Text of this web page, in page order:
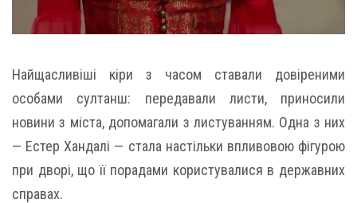
Найщасливіші кіри з часом ставали довіреними
особами султанш: передавали листи, приносили
новини з міста, допомагали з листуванням. Одна з них
— Естер Хандалі — стала настільки впливовою фігурою
при дворі, що її порадами користувалися в державних
справах.